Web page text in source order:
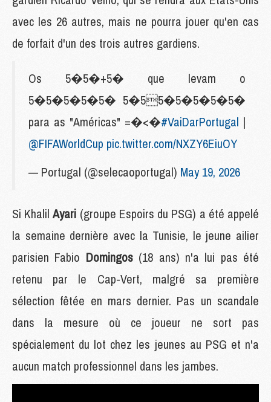
avec les 26 autres, mais ne pourra jouer qu'en cas
de forfait d'un des trois autres gardiens.
Os 5�5�+5� que levam o
5�5�5�5�5� 5�55�5�5�5�5�
para as "Américas" =�<�#VaiDarPortugal |
@FIFAWorldCup pic.twitter.com/NXZY6EiuOY
— Portugal (@selecaoportugal) May 19, 2026
Si KhalilAyari (groupe Espoirs du PSG) a été appelé
la semaine dernière avec la Tunisie, le jeune ailier
parisien Fabio Domingos (18 ans) n'a lui pas été
retenu par le Cap-Vert, malgré sa première
sélection fêtée en mars dernier. Pas un scandale
dans la mesure où ce joueur ne sort pas
spécialement du lot chez les jeunes au PSG et n'a
aucun match professionnel dans les jambes.